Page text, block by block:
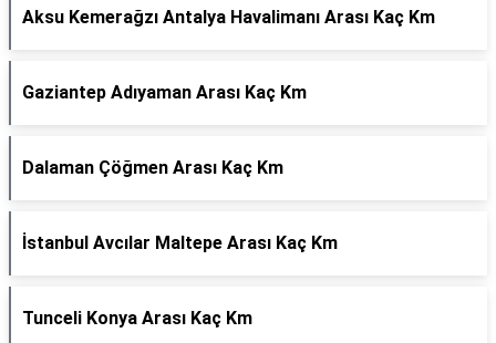
Aksu Kemerağzı Antalya Havalimanı Arası Kaç Km
Gaziantep Adıyaman Arası Kaç Km
Dalaman Çöğmen Arası Kaç Km
İstanbul Avcılar Maltepe Arası Kaç Km
Tunceli Konya Arası Kaç Km